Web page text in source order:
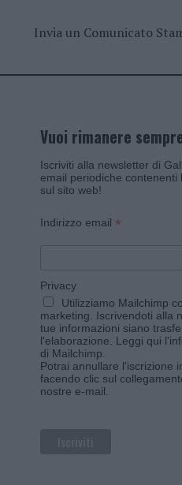
Invia un Comunicato
Vuoi rimanere
Iscriviti alla newsletter di
email periodiche
sul sito web!
Indirizzo email *
Privacy
Utilizziamo Mailchimp
marketing. Iscrivendoti alla
tue informazioni siano
l'elaborazione. Leggi qui
di Mailchimp
Potrai annullare l'iscrizione
facendo clic sul
nostre e-mail.